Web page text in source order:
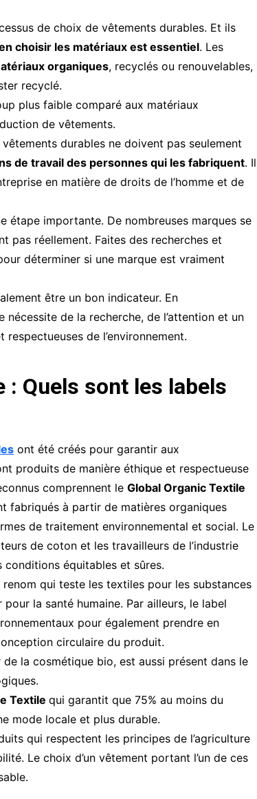
de choix de vêtements durables. Et ils
choisir les matériaux est essentiel. Les
organiques, recyclés ou renouvelables,
recyclé.
plus faible comparé aux matériaux
de vêtements.
vêtements durables ne doivent pas seulement
de travail des personnes qui les fabriquent. Il
en matière de droits de l’homme et de
étape importante. De nombreuses marques se
pas réellement. Faites des recherches et
déterminer si une marque est vraiment
être un bon indicateur. En
nécessite de la recherche, de l’attention et un
de l’environnement.
: Quels sont les labels
ont été créés pour garantir aux
produits de manière éthique et respectueuse
comprennent le Global Organic Textile
fabriqués à partir de matières organiques
de traitement environnemental et social. Le
de coton et les travailleurs de l’industrie
équitables et sûres.
qui teste les textiles pour les substances
la santé humaine. Par ailleurs, le label
pour également prendre en
circulaire du produit.
la cosmétique bio, est aussi présent dans le
Textile qui garantit que 75% au moins du
mode locale et plus durable.
qui respectent les principes de l’agriculture
Le choix d’un vêtement portant l’un de ces